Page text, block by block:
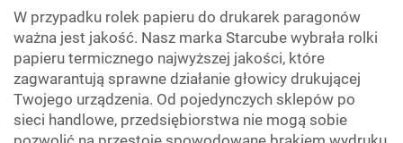
W przypadku rolek papieru do drukarek paragonów
ważna jest jakość. Nasz marka Starcube wybrała rolki
papieru termicznego najwyższej jakości, które
zagwarantują sprawne działanie głowicy drukującej
Twojego urządzenia. Od pojedynczych sklepów po
sieci handlowe, przedsiębiorstwa nie mogą sobie